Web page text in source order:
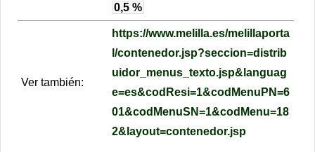
0,5 %
Ver también:
https://www.melilla.es/melillaporta
l/contenedor.jsp?seccion=distrib
uidor_menus_texto.jsp&languag
e=es&codResi=1&codMenuPN=6
01&codMenuSN=1&codMenu=18
2&layout=contenedor.jsp